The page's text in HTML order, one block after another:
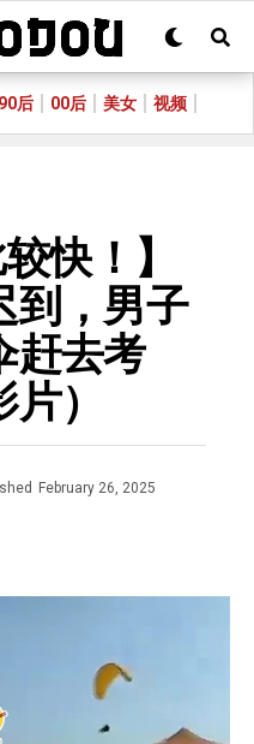
90后 00后 美女 视频
快！】
到，男子
赶去考
）
February 26, 2025